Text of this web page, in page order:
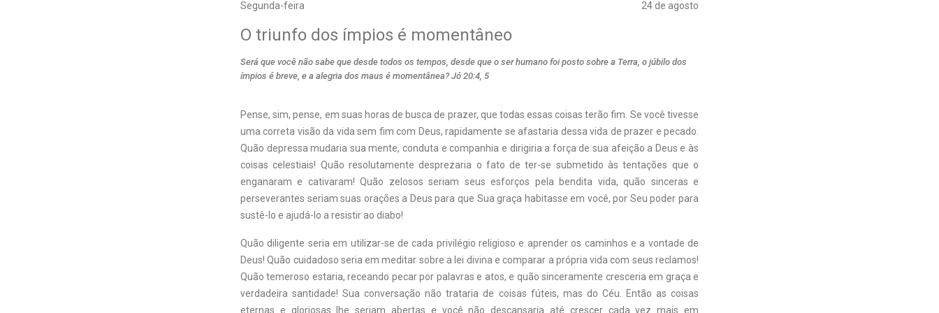
Segunda-feira 24 de agosto
O triunfo dos ímpios é momentâneo
Será que você não sabe que desde todos os tempos, desde que o ser humano foi posto sobre a Terra, o júbilo dos
ímpios é breve, e a alegria dos maus é momentânea? Jó 20:4, 5
Pense, sim, pense, em suas horas de busca de prazer, que todas essas coisas terão fim. Se você tivesse
uma correta visão da vida sem fim com Deus, rapidamente se afastaria dessa vida de prazer e pecado.
Quão depressa mudaria sua mente, conduta e companhia e dirigiria a força de sua afeição a Deus e às
coisas celestiais! Quão resolutamente desprezaria o fato de ter-se submetido às tentações que o
enganaram e cativaram! Quão zelosos seriam seus esforços pela bendita vida, quão sinceras e
perseverantes seriam suas orações a Deus para que Sua graça habitasse em você, por Seu poder para
sustê-lo e ajudá-lo a resistir ao diabo!
Quão diligente seria em utilizar-se de cada privilégio religioso e aprender os caminhos e a vontade de
Deus! Quão cuidadoso seria em meditar sobre a lei divina e comparar a própria vida com seus reclamos!
Quão temeroso estaria, receando pecar por palavras e atos, e quão sinceramente cresceria em graça e
verdadeira santidade! Sua conversação não trataria de coisas fúteis, mas do Céu. Então as coisas
eternas e gloriosas lhe seriam abertas e você não descansaria até crescer cada vez mais em